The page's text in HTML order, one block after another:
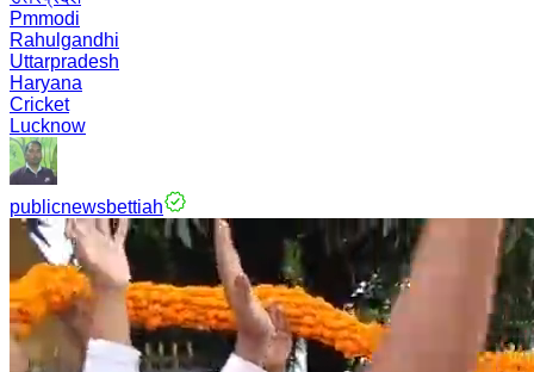
Pmmodi
Rahulgandhi
Uttarpradesh
Haryana
Cricket
Lucknow
publicnewsbettiah